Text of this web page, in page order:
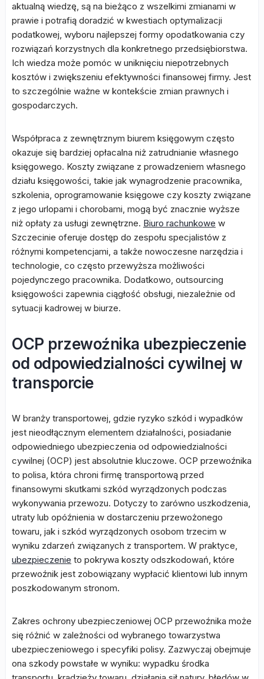
aktualną wiedzę, są na bieżąco z wszelkimi zmianami w
prawie i potrafią doradzić w kwestiach optymalizacji
podatkowej, wyboru najlepszej formy opodatkowania czy
rozwiązań korzystnych dla konkretnego przedsiębiorstwa.
Ich wiedza może pomóc w uniknięciu niepotrzebnych
kosztów i zwiększeniu efektywności finansowej firmy. Jest
to szczególnie ważne w kontekście zmian prawnych i
gospodarczych.
Współpraca z zewnętrznym biurem księgowym często
okazuje się bardziej opłacalna niż zatrudnianie własnego
księgowego. Koszty związane z prowadzeniem własnego
działu księgowości, takie jak wynagrodzenie pracownika,
szkolenia, oprogramowanie księgowe czy koszty związane
z jego urlopami i chorobami, mogą być znacznie wyższe
niż opłaty za usługi zewnętrzne. Biuro rachunkowe w
Szczecinie oferuje dostęp do zespołu specjalistów z
różnymi kompetencjami, a także nowoczesne narzędzia i
technologie, co często przewyższa możliwości
pojedynczego pracownika. Dodatkowo, outsourcing
księgowości zapewnia ciągłość obsługi, niezależnie od
sytuacji kadrowej w biurze.
OCP przewoźnika ubezpieczenie
od odpowiedzialności cywilnej w
transporcie
W branży transportowej, gdzie ryzyko szkód i wypadków
jest nieodłącznym elementem działalności, posiadanie
odpowiedniego ubezpieczenia od odpowiedzialności
cywilnej (OCP) jest absolutnie kluczowe. OCP przewoźnika
to polisa, która chroni firmę transportową przed
finansowymi skutkami szkód wyrządzonych podczas
wykonywania przewozu. Dotyczy to zarówno uszkodzenia,
utraty lub opóźnienia w dostarczeniu przewożonego
towaru, jak i szkód wyrządzonych osobom trzecim w
wyniku zdarzeń związanych z transportem. W praktyce,
ubezpieczenie to pokrywa koszty odszkodowań, które
przewoźnik jest zobowiązany wypłacić klientowi lub innym
poszkodowanym stronom.
Zakres ochrony ubezpieczeniowej OCP przewoźnika może
się różnić w zależności od wybranego towarzystwa
ubezpieczeniowego i specyfiki polisy. Zazwyczaj obejmuje
ona szkody powstałe w wyniku: wypadku środka